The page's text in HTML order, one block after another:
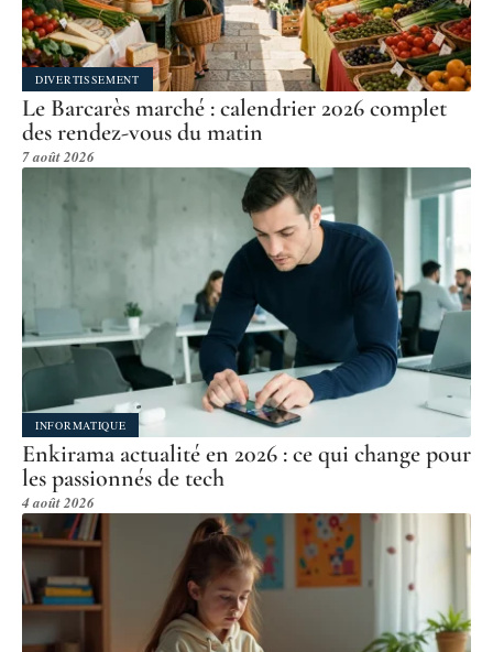
DIVERTISSEMENT
Le Barcarès marché : calendrier 2026 complet
des rendez-vous du matin
7 août 2026
INFORMATIQUE
Enkirama actualité en 2026 : ce qui change pour
les passionnés de tech
4 août 2026